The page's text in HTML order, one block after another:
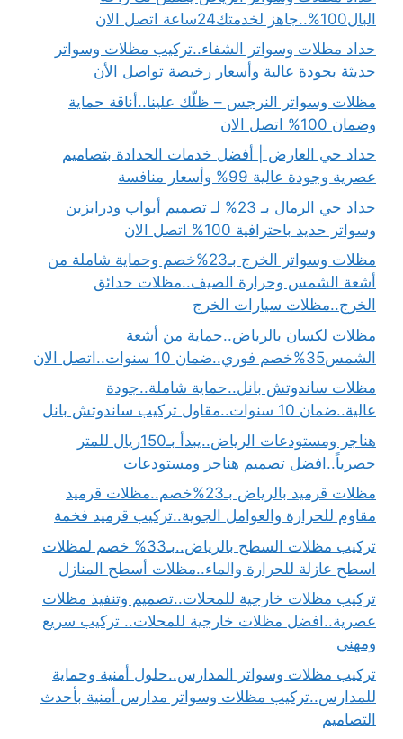
البال100%..جاهز لخدمتك24ساعة اتصل الان
حداد مظلات وسواتر الشفاء..تركيب مظلات وسواتر
حديثة بجودة عالية وأسعار رخيصة تواصل الأن
مظلات وسواتر النرجس – ظلّك علينا..أناقة حماية
وضمان 100% اتصل الان
حداد حي العارض | أفضل خدمات الحدادة بتصاميم
عصرية وجودة عالية 99% وأسعار منافسة
حداد حي الرمال بـ 23% لـ تصميم أبواب ودرابزين
وسواتر حديد باحترافية 100% اتصل الان
مظلات وسواتر الخرج بـ23%خصم وحماية شاملة من
أشعة الشمس وحرارة الصيف..مظلات حدائق
الخرج..مظلات سيارات الخرج
مظلات لكسان بالرياض..حماية من أشعة
الشمس35%خصم فوري..ضمان 10 سنوات..اتصل الان
مظلات ساندوتش بانل..حماية شاملة..جودة
عالية..ضمان 10 سنوات..مقاول تركيب ساندوتش بانل
هناجر ومستودعات الرياض..يبدأ بـ150ريال للمتر
حصرياً..افضل تصميم هناجر ومستودعات
مظلات قرميد بالرياض بـ23%خصم..مظلات قرميد
مقاوم للحرارة والعوامل الجوية..تركيب قرميد فخمة
تركيب مظلات السطح بالرياض..بـ33% خصم لمظلات
اسطح عازلة للحرارة والماء..مظلات أسطح المنازل
تركيب مظلات خارجية للمحلات..تصميم وتنفيذ مظلات
عصرية..افضل مظلات خارجية للمحلات.. تركيب سريع
ومهني
تركيب مظلات وسواتر المدارس..حلول أمنية وحماية
للمدارس..تركيب مظلات وسواتر مدارس أمنية بأحدث
التصاميم